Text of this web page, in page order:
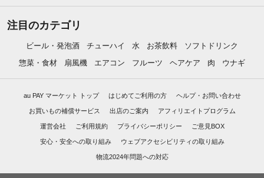
注目のカテゴリ
ビール・発泡酒 チューハイ 水 お茶飲料
ソフトドリンク
惣菜・食材
扇風機 エアコン フルーツ ヘアケア 肉 ウナギ
au PAY マーケット トップ はじめてご利用の方 ヘルプ・お問い合わせ
お買いもの補償サービス 出店のご案内 アフィリエイトプログラム
運営会社 ご利用規約 プライバシーポリシー ご意見BOX
安心・安全への取り組み ウェブアクセシビリティの取り組み
物流2024年問題への対応